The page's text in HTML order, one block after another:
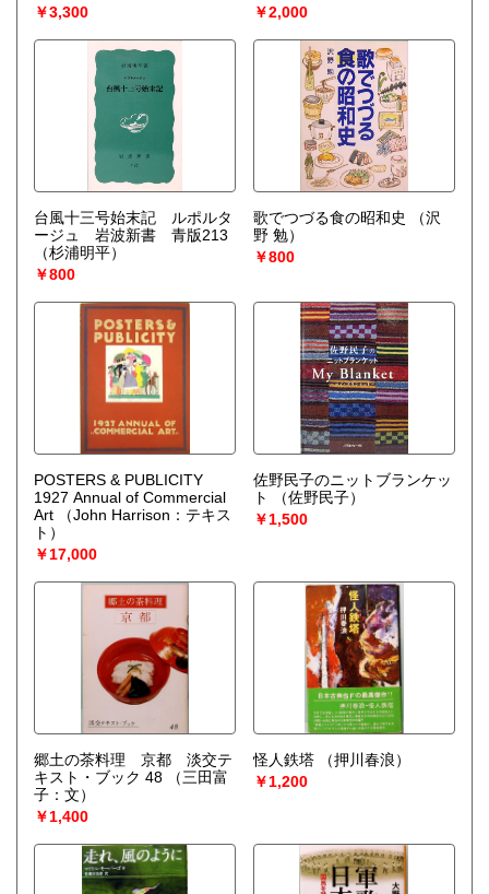
￥3,300
￥2,000
台風十三号始末記 ルポルタ
ージュ 岩波新書 青版213
（杉浦明平）
￥800
歌でつづる食の昭和史
（沢
野 勉）
￥800
POSTERS & PUBLICITY
1927 Annual of Commercial
Art
（John Harrison：テキス
ト）
￥17,000
佐野民子のニットブランケッ
ト
（佐野民子）
￥1,500
郷土の茶料理 京都 淡交テ
キスト・ブック 48
（三田富
子：文）
￥1,400
怪人鉄塔
（押川春浪）
￥1,200